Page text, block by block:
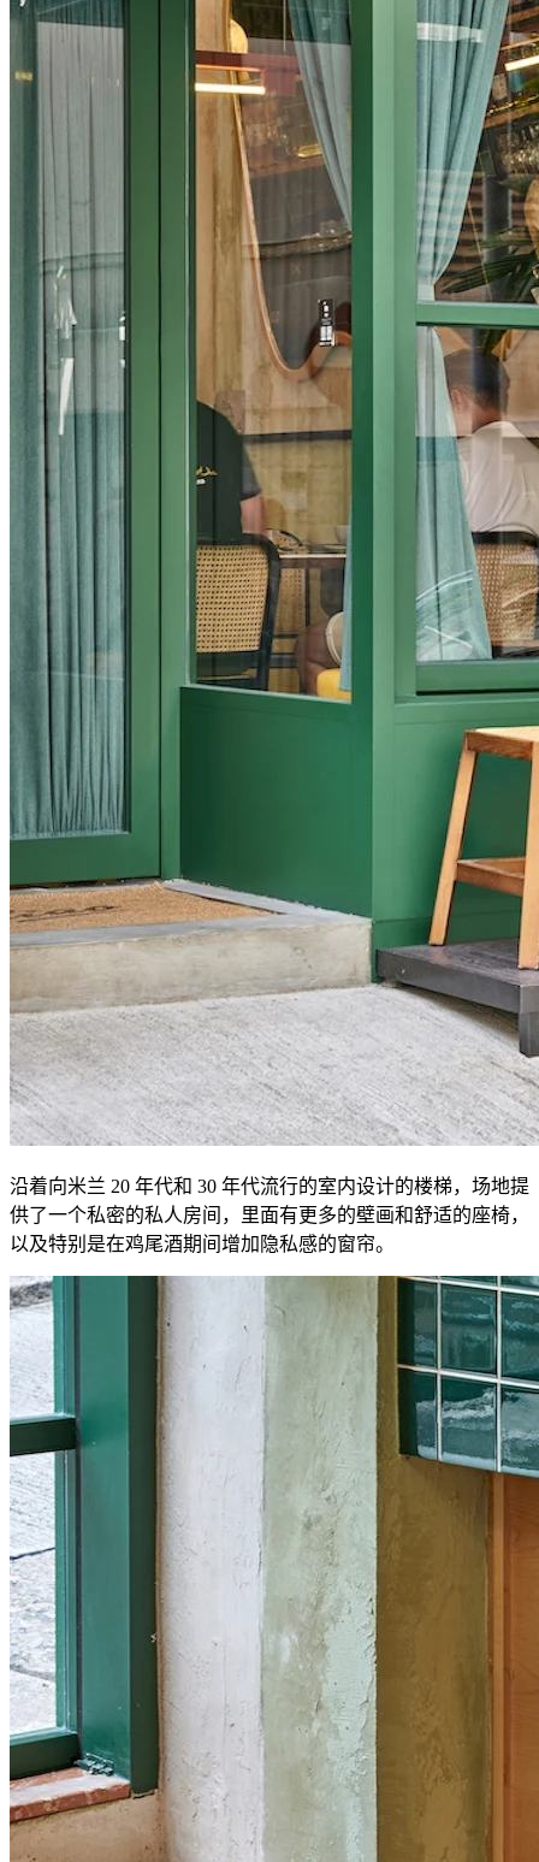
沿着向米兰 20 年代和 30 年代流行的室内设计的楼梯，场地提
供了一个私密的私人房间，里面有更多的壁画和舒适的座椅，
以及特别是在鸡尾酒期间增加隐私感的窗帘。